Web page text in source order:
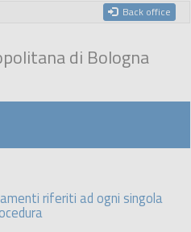
Back office
di Bologna
riferiti ad ogni singola